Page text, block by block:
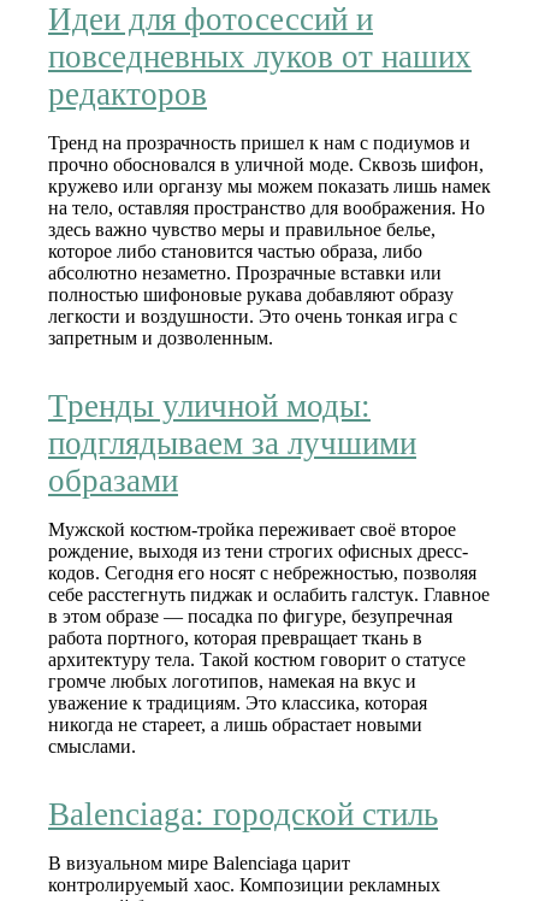
Идеи для фотосессий и
повседневных луков от наших
редакторов
Тренд на прозрачность пришел к нам с подиумов и
прочно обосновался в уличной моде. Сквозь шифон,
кружево или органзу мы можем показать лишь намек
на тело, оставляя пространство для воображения. Но
здесь важно чувство меры и правильное белье,
которое либо становится частью образа, либо
абсолютно незаметно. Прозрачные вставки или
полностью шифоновые рукава добавляют образу
легкости и воздушности. Это очень тонкая игра с
запретным и дозволенным.
Тренды уличной моды:
подглядываем за лучшими
образами
Мужской костюм-тройка переживает своё второе
рождение, выходя из тени строгих офисных дресс-
кодов. Сегодня его носят с небрежностью, позволяя
себе расстегнуть пиджак и ослабить галстук. Главное
в этом образе — посадка по фигуре, безупречная
работа портного, которая превращает ткань в
архитектуру тела. Такой костюм говорит о статусе
громче любых логотипов, намекая на вкус и
уважение к традициям. Это классика, которая
никогда не стареет, а лишь обрастает новыми
смыслами.
Balenciaga: городской стиль
В визуальном мире Balenciaga царит
контролируемый хаос. Композиции рекламных